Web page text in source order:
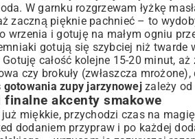
W garnku rozgrzewam łyżkę
zaczną pięknie pachnieć – to
wrzenia i gotuję na małym ogniu
gotują się szybciej niż
Gotuję całość kolejne 15-20 minut,
czy brokuły (zwłaszcza
gotowania zupy jarzynowejzależy od
finalne akcenty smakowe
miękkie, przychodzi czas na
dodaniem przypraw i po każdej